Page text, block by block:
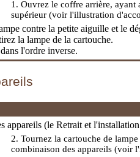
1. Ouvrez le coffre arrière, ayant
supérieur (voir l'illustration
contre la petite aiguille et le
la lampe de la cartouche.
l'ordre inverse.
appareils (le Retrait et
2. Tournez la cartouche de
combinaison des appareils (voir